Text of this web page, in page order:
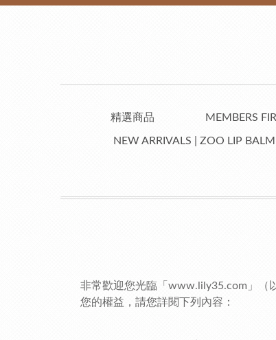
精選商品 MEMBERS
NEW ARRIVALS | ZOO LIP
非常歡迎您光臨「www.lily35.com」（
您的權益，請您詳閱下列內容：